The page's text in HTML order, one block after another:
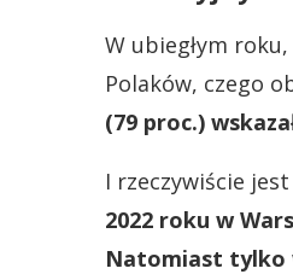
W ubiegłym
Polaków, czego
(79 proc.)
I rzeczywiście
2022 roku w
Natomiast tylko